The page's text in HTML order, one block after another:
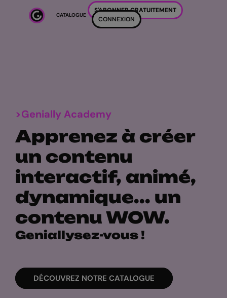
Passer au contenu principal
CATALOGUE
S'ABONNER GRATUITEMENT
CONNEXION
>Genially Academy
Apprenez à créer
un contenu
interactif, animé,
dynamique... un
contenu WOW.
Geniallysez-vous !
DÉCOUVREZ NOTRE CATALOGUE